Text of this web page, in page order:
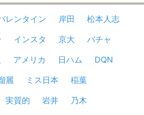
レンタイン 岸田
松本人志
インスタ 京大
バチャ
アメリカ 日ハム
DQN
麗 ミス日本
稲葉
実質的 岩井
乃木